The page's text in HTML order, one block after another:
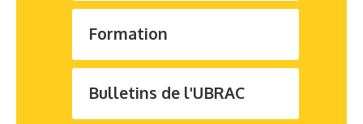
Contact
Formation
Bulletins de l'UBRAC